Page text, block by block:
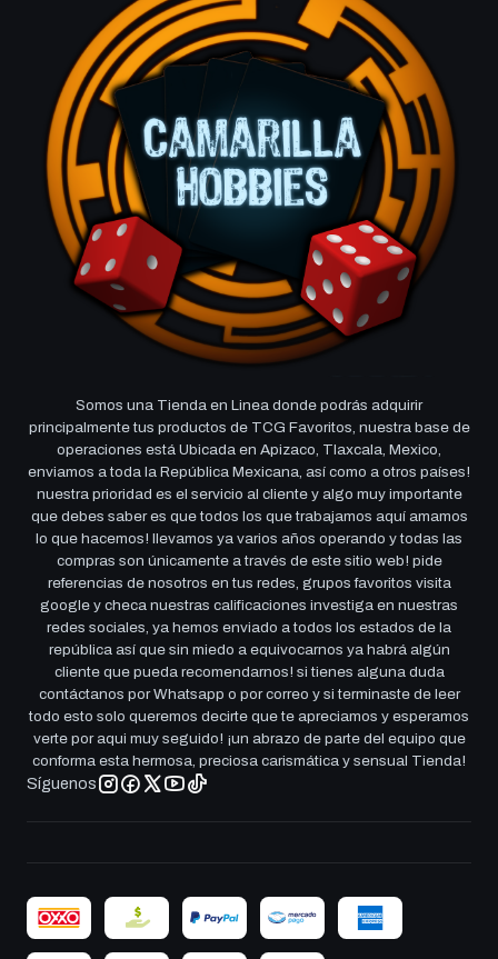
Somos una Tienda en Linea donde podrás adquirir
principalmente tus productos de TCG Favoritos, nuestra base de
operaciones está Ubicada en Apizaco, Tlaxcala, Mexico,
enviamos a toda la República Mexicana, así como a otros países!
nuestra prioridad es el servicio al cliente y algo muy importante
que debes saber es que todos los que trabajamos aquí amamos
lo que hacemos! llevamos ya varios años operando y todas las
compras son únicamente a través de este sitio web! pide
referencias de nosotros en tus redes, grupos favoritos visita
google y checa nuestras calificaciones investiga en nuestras
redes sociales, ya hemos enviado a todos los estados de la
república así que sin miedo a equivocarnos ya habrá algún
cliente que pueda recomendarnos! si tienes alguna duda
contáctanos por Whatsapp o por correo y si terminaste de leer
todo esto solo queremos decirte que te apreciamos y esperamos
verte por aqui muy seguido! ¡un abrazo de parte del equipo que
conforma esta hermosa, preciosa carismática y sensual Tienda!
Síguenos